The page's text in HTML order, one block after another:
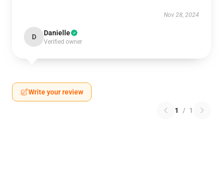
Nov 28, 2024
D Danielle
Verified owner
Write your review
1 / 1